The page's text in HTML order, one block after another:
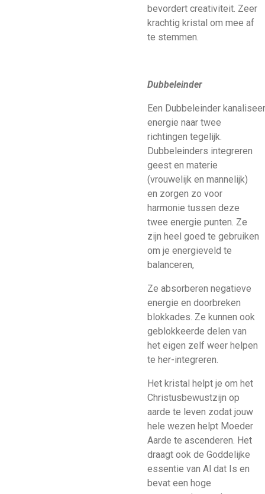
bevordert creativiteit. Zeer
krachtig kristal om mee af
te stemmen.
Dubbeleinder
Een Dubbeleinder
energie naar twee
richtingen tegelijk.
Dubbeleinders integreren
geest en materie
(vrouwelijk en mannelijk)
en zorgen zo voor
harmonie tussen deze
twee energie punten. Ze
zijn heel goed te gebruiken
om je energieveld te
balanceren,
Ze absorberen negatieve
energie en doorbreken
blokkades. Ze kunnen ook
geblokkeerde delen van
het eigen zelf weer helpen
te her-integreren.
Het kristal helpt je om het
Christusbewustzijn op
aarde te leven zodat jouw
hele wezen helpt Moeder
Aarde te ascenderen. Het
draagt ook de Goddelijke
essentie van Al dat Is en
bevat een hoge